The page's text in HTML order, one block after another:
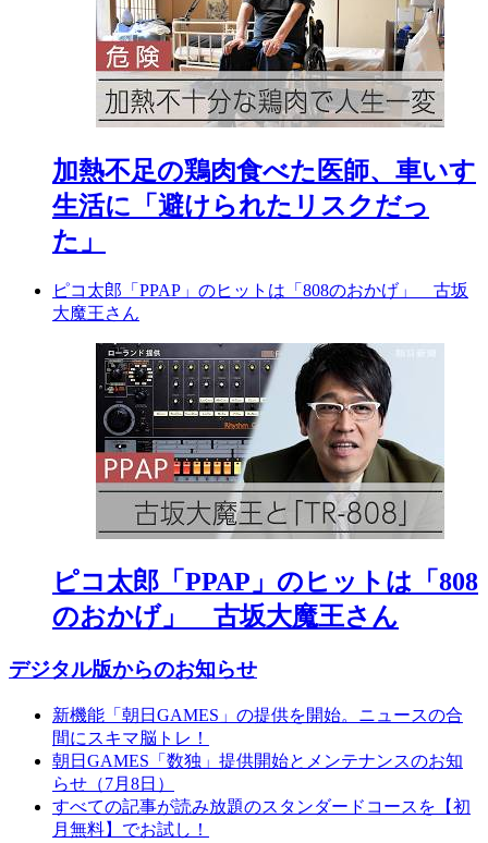
加熱不足の鶏肉食べた医師、車いす
生活に「避けられたリスクだっ
た」
ピコ太郎「PPAP」のヒットは「808のおかげ」 古坂
大魔王さん
ピコ太郎「PPAP」のヒットは「808
のおかげ」 古坂大魔王さん
デジタル版からのお知らせ
新機能「朝日GAMES」の提供を開始。ニュースの合
間にスキマ脳トレ！
朝日GAMES「数独」提供開始とメンテナンスのお知
らせ（7月8日）
すべての記事が読み放題のスタンダードコースを【初
月無料】でお試し！